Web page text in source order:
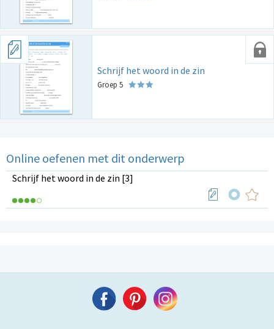
Schrijf het woord in de zin
Groep 5
Online oefenen met dit onderwerp
Schrijf het woord in de zin [3]